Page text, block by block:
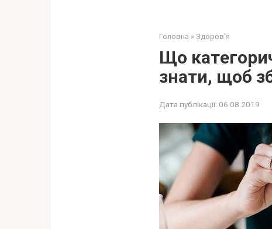
Головна » Здоров'я
Що
знати, щоб
Дата публікації: 06.08.2019